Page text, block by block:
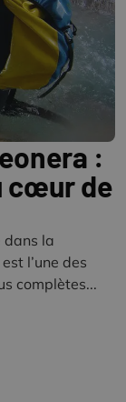
:
cœur de
dans la
l’une des
complètes...